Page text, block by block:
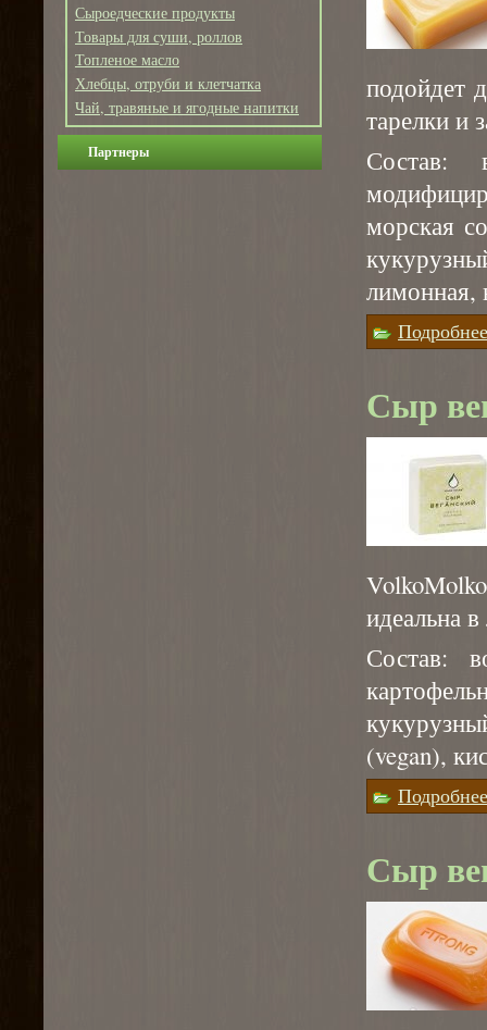
Сыроедческие продукты
Товары для суши, роллов
Топленое масло
Хлебцы, отруби и клетчатка
Чай, травяные и ягодные напитки
Партнеры
подойдет
тарелки и
Состав:
морская
лимонная,
Подробнее
Сыр
идеальна
Состав:
(vegan),
Подробнее
Сыр